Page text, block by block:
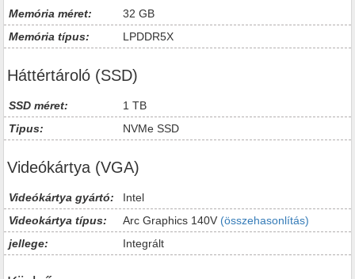
Memória méret:
32 GB
Memória típus:
LPDDR5X
Háttértároló (SSD)
SSD méret:
1 TB
Tipus:
NVMe SSD
Videókártya (VGA)
Videókártya gyártó:
Intel
Videokártya típus:
Arc Graphics 140V (összehasonlítás)
jellege:
Integrált